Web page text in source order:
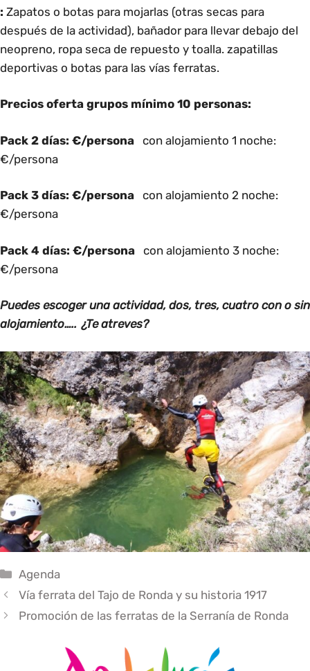
: Zapatos o botas para mojarlas (otras secas para
después de la actividad), bañador para llevar debajo del
neopreno, ropa seca de repuesto y toalla. zapatillas
deportivas o botas para las vías ferratas.
Precios oferta grupos mínimo 10 personas:
Pack 2 días: €/persona con alojamiento 1 noche:
€/persona
Pack 3 días: €/persona con alojamiento 2 noche:
€/persona
Pack 4 días: €/persona con alojamiento 3 noche:
€/persona
Puedes escoger una actividad, dos, tres, cuatro con o sin
alojamiento….. ¿Te atreves?
Categorías
Agenda
Vía ferrata del Tajo de Ronda y su historia 1917
Promoción de las ferratas de la Serranía de Ronda